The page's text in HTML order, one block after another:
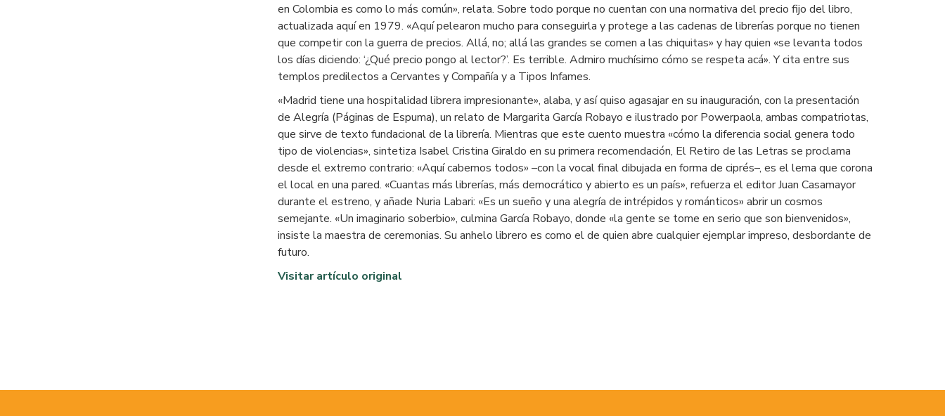
en Colombia es como lo más común», relata. Sobre todo porque no cuentan con una normativa del precio fijo del libro,
actualizada aquí en 1979. «Aquí pelearon mucho para conseguirla y protege a las cadenas de librerías porque no tienen
que competir con la guerra de precios. Allá, no; allá las grandes se comen a las chiquitas» y hay quien «se levanta todos
los días diciendo: ‘¿Qué precio pongo al lector?’. Es terrible. Admiro muchísimo cómo se respeta acá». Y cita entre sus
templos predilectos a Cervantes y Compañía y a Tipos Infames.
«Madrid tiene una hospitalidad librera impresionante», alaba, y así quiso agasajar en su inauguración, con la presentación
de Alegría (Páginas de Espuma), un relato de Margarita García Robayo e ilustrado por Powerpaola, ambas compatriotas,
que sirve de texto fundacional de la librería. Mientras que este cuento muestra «cómo la diferencia social genera todo
tipo de violencias», sintetiza Isabel Cristina Giraldo en su primera recomendación, El Retiro de las Letras se proclama
desde el extremo contrario: «Aquí cabemos todos» –con la vocal final dibujada en forma de ciprés–, es el lema que corona
el local en una pared. «Cuantas más librerías, más democrático y abierto es un país», refuerza el editor Juan Casamayor
durante el estreno, y añade Nuria Labari: «Es un sueño y una alegría de intrépidos y románticos» abrir un cosmos
semejante. «Un imaginario soberbio», culmina García Robayo, donde «la gente se tome en serio que son bienvenidos»,
insiste la maestra de ceremonias. Su anhelo librero es como el de quien abre cualquier ejemplar impreso, desbordante de
futuro.
Visitar artículo original